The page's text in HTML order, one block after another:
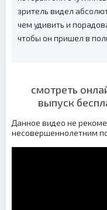
зритель видел
чем удивить и
чтобы он пришел в
смотреть
выпуск
Данное видео не
несовершеннолетним